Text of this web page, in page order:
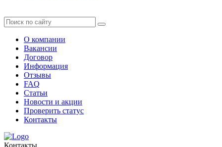
О компании
Вакансии
Договор
Информация
Отзывы
FAQ
Статьи
Новости и акции
Проверить статус
Контакты
Контакты